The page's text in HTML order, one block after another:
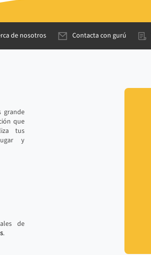
de nosotros Contacta con gurú
grande
que
tus
y
de
.